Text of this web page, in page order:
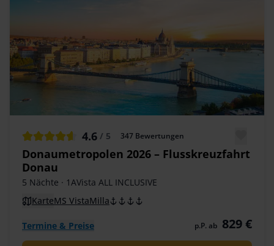
4.6 / 5 347 Bewertungen
Donaumetropolen 2026 – Flusskreuzfahrt
Donau
5 Nächte · 1AVista ALL INCLUSIVE
KarteMS VistaMilla
Termine & Preise p.P. ab 829 €